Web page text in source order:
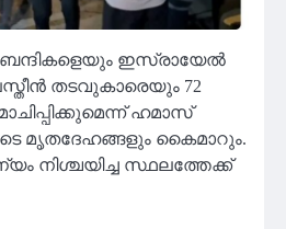
ഇസ്രായേല്‍
തടവുകാരെയും 72
ഹമാസ്
മൃതദേഹങ്ങളും കൈമാറും.
നിശ്ചയിച്ച സ്ഥലത്തേക്ക്